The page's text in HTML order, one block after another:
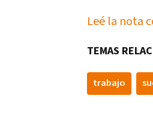
Leé la nota
TEMAS
trabajo